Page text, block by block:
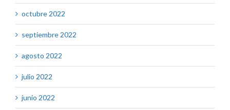
octubre 2022
septiembre 2022
agosto 2022
julio 2022
junio 2022